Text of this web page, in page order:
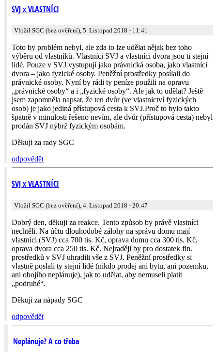
SVJ x VLASTNÍCI
Vložil SGC (bez ověření), 5. Listopad 2018 - 11:41
Toto by problém nebyl, ale zda to lze udělat nějak bez toho
výběru od vlastníků. Vlastníci SVJ a vlastníci dvora jsou ti stejní
lidé. Pouze v SVJ vystupují jako právnická osoba, jako vlastníci
dvora – jako fyzické osoby. Peněžní prostředky posílali do
právnické osoby. Nyní by rádi ty peníze použili na opravu
„právnické osoby“ a i „fyzické osoby“. Ale jak to udělat? Ještě
jsem zapomněla napsat, že ten dvůr (ve vlastnictví fyzických
osob) je jako jediná přístupová cesta k SVJ.Proč to bylo takto
špatně v minulosti řešeno nevím, ale dvůr (přístupová cesta) nebyl
prodán SVJ nýbrž fyzickým osobám.
Děkuji za rady SGC
odpovědět
SVJ x VLASTNÍCI
Vložil SGC (bez ověření), 4. Listopad 2018 - 20:47
Dobrý den, děkuji za reakce. Tento způsob by právě vlastníci
nechtěli. Na účtu dlouhodobé zálohy na správu domu mají
vlastníci (SVJ) cca 700 tis. Kč, oprava domu cca 300 tis. Kč,
oprava dvora cca 250 tis. Kč. Nejraději by pro dostatek fin.
prostředků v SVJ uhradili vše z SVJ. Peněžní prostředky si
vlastně poslali ty stejní lidé (nikdo prodej ani bytu, ani pozemku,
ani obojího neplánuje), jak to udělat, aby nemuseli platit
„podruhé“.
Děkuji za nápady SGC
odpovědět
Neplánuje? A co třeba